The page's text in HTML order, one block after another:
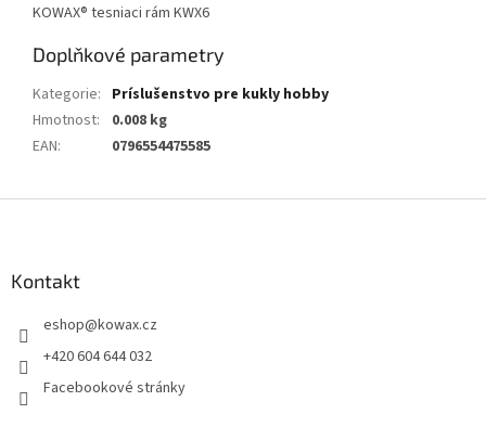
KOWAX® tesniaci rám KWX6
Doplňkové parametry
Kategorie: Príslušenstvo pre kukly hobby
Hmotnost:
0.008 kg
EAN: 0796554475585
Kontakt
eshop@kowax.cz
+420 604 644 032
Facebookové stránky